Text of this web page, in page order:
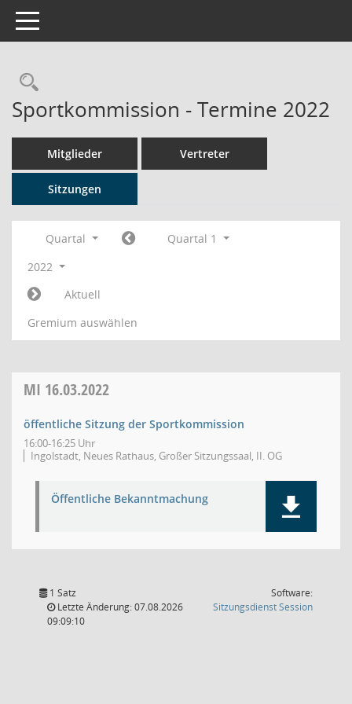
Toggle navigation
Rechercheauswahl
Sportkommission - Termine 2022
Mitglieder Vertreter
Sitzungen
Quartal
Quartal 1
2022
Aktuell
Gremium auswählen
MI 16.03.2022
öffentliche Sitzung der Sportkommission
16:00-16:25 Uhr
Ingolstadt, Neues Rathaus, Großer Sitzungssaal, II. OG
Öffentliche Bekanntmachung
1 Satz
Letzte Änderung: 07.08.2026
09:09:10
Software:
SitzungsdienstSession(Wird in